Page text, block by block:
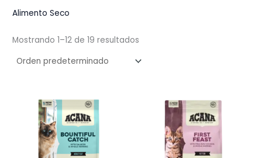
Alimento Seco
Mostrando 1–12 de 19 resultados